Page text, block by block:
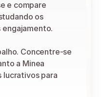
os
engajamento.
Concentre-se
a Minea
lucrativos para